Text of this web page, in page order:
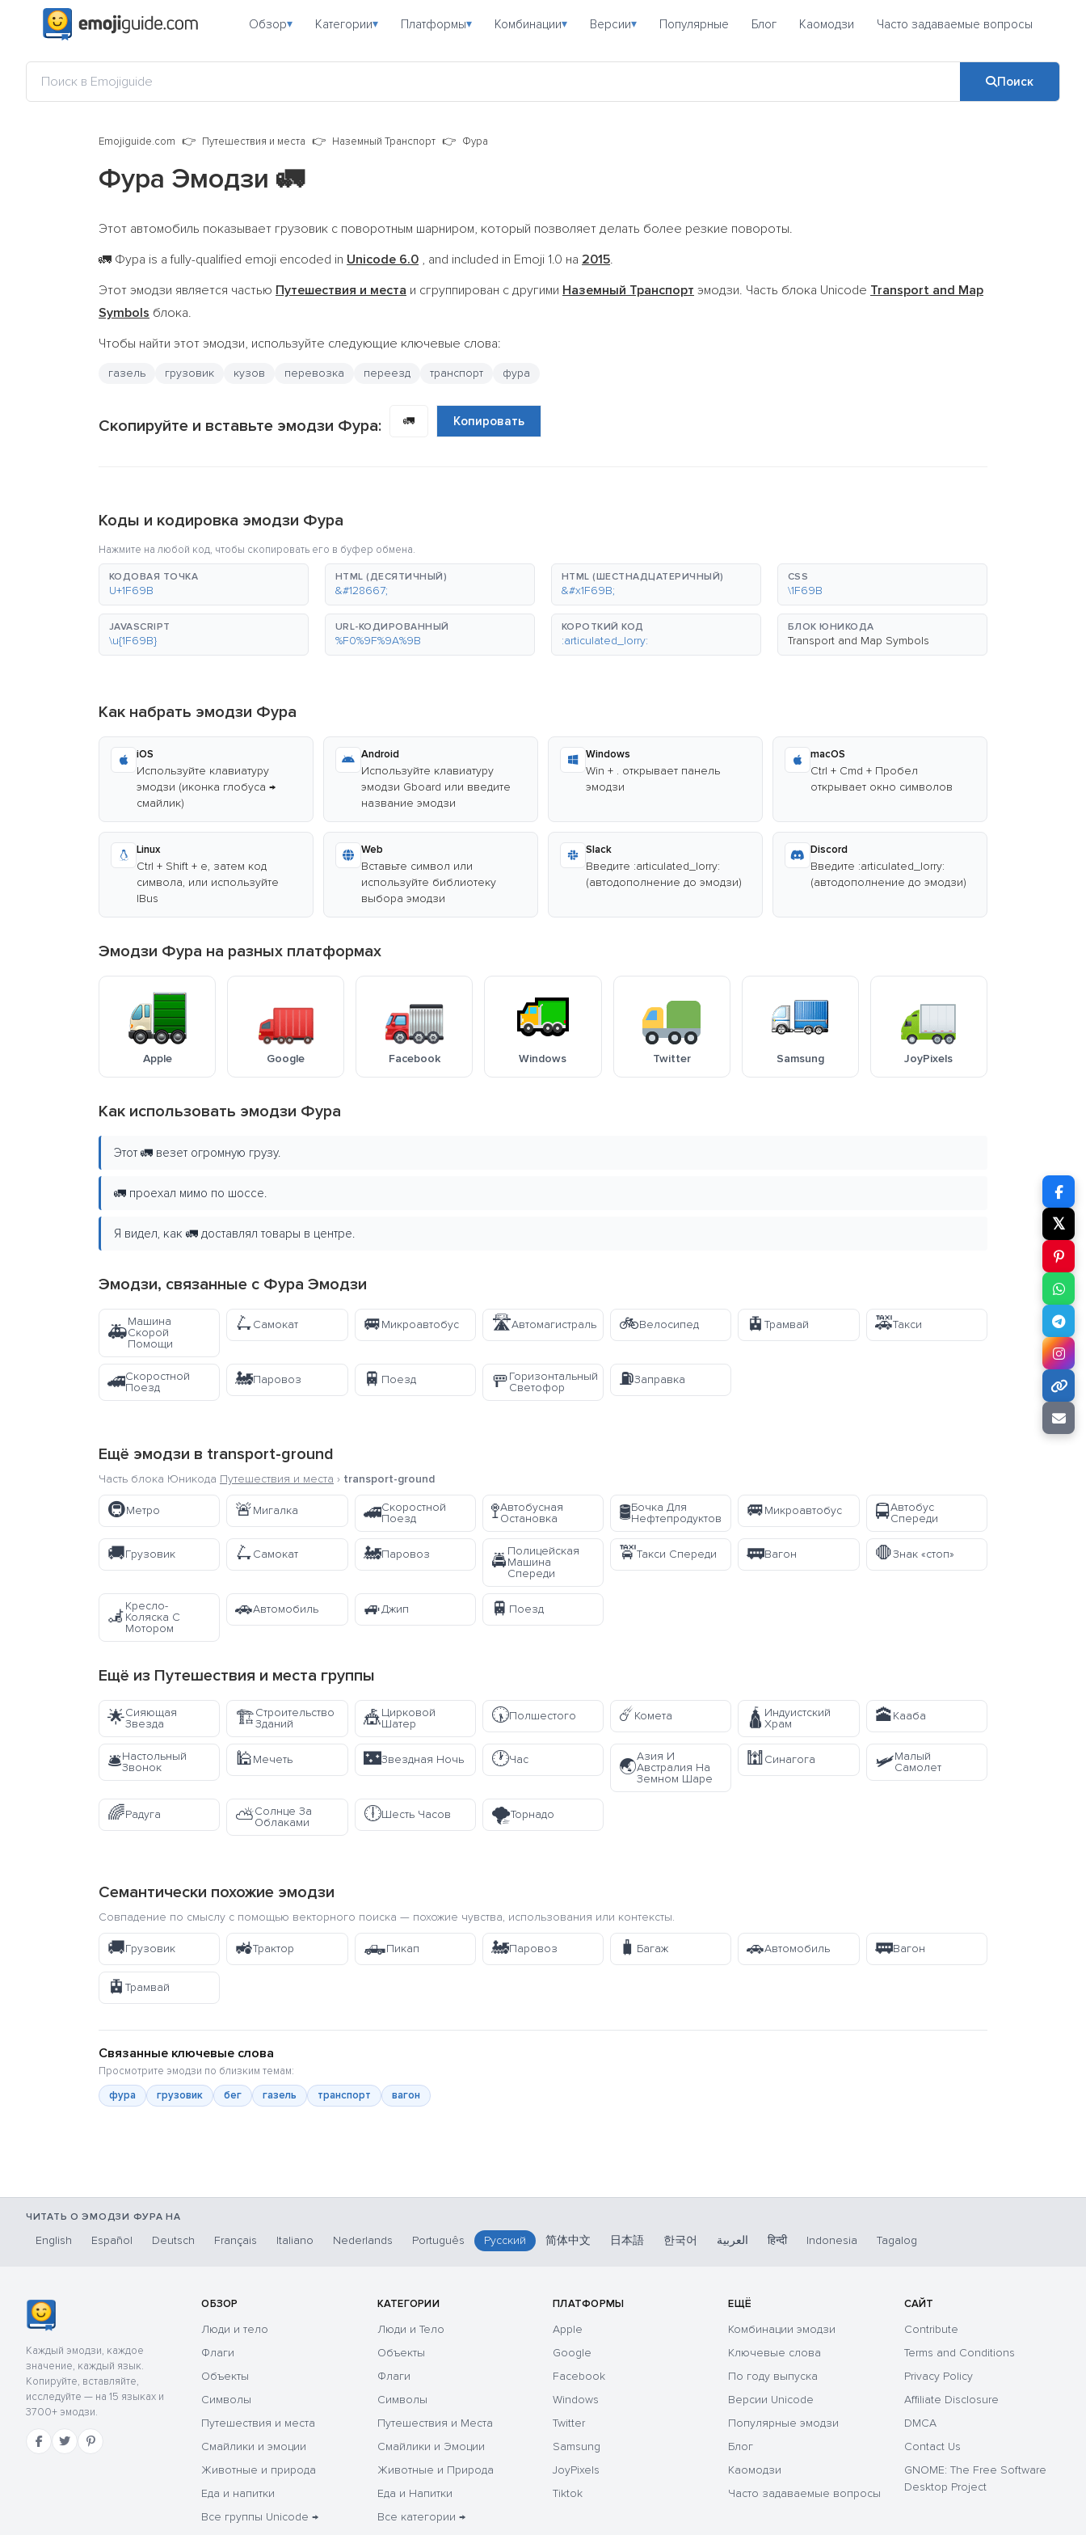
Обзор▾ Категории▾ Платформы▾ Комбинации▾ Версии▾ Популярные Блог Каомодзи Часто задаваемые вопросы
Поиск
Emojiguide.com Путешествия и места Наземный Транспорт Фура
Фура Эмодзи 🚛
Этот автомобиль показывает грузовик с поворотным шарниром, который позволяет делать более резкие повороты.
🚛 Фура is a fully-qualified emoji encoded in Unicode 6.0 , and included in Emoji 1.0 на 2015.
Этот эмодзи является частью Путешествия и места и сгруппирован с другими Наземный Транспорт эмодзи. Часть блока Unicode Transport and Map
Symbols блока.
Чтобы найти этот эмодзи, используйте следующие ключевые слова:
газель грузовик кузов перевозка переезд транспорт фура
Скопируйте и вставьте эмодзи Фура: 🚛 Копировать
Коды и кодировка эмодзи Фура
Нажмите на любой код, чтобы скопировать его в буфер обмена.
КОДОВАЯ ТОЧКА
U+1F69B
HTML (ДЕСЯТИЧНЫЙ)
&#128667;
HTML (ШЕСТНАДЦАТЕРИЧНЫЙ)
&#x1F69B;
CSS
\1F69B
JAVASCRIPT
\u{1F69B}
URL-КОДИРОВАННЫЙ
%F0%9F%9A%9B
КОРОТКИЙ КОД
:articulated_lorry:
БЛОК ЮНИКОДА
Transport and Map Symbols
Как набрать эмодзи Фура
iOS
Используйте клавиатуру
эмодзи (иконка глобуса →
смайлик)
Android
Используйте клавиатуру
эмодзи Gboard или введите
название эмодзи
Windows
Win + . открывает панель
эмодзи
macOS
Ctrl + Cmd + Пробел
открывает окно символов
Linux
Ctrl + Shift + e, затем код
символа, или используйте
IBus
Web
Вставьте символ или
используйте библиотеку
выбора эмодзи
Slack
Введите :articulated_lorry:
(автодополнение до эмодзи)
Discord
Введите :articulated_lorry:
(автодополнение до эмодзи)
Эмодзи Фура на разных платформах
Apple Google Facebook Windows Twitter Samsung JoyPixels
Как использовать эмодзи Фура
Этот 🚛 везет огромную грузу.
🚛 проехал мимо по шоссе.
Я видел, как 🚛 доставлял товары в центре.
Эмодзи, связанные с Фура Эмодзи
🚑
Машина
Скорой
Помощи
🛴Самокат 🚐Микроавтобус 🛣️Автомагистраль 🚲Велосипед 🚊Трамвай 🚕Такси
🚄Скоростной
Поезд
🚂Паровоз 🚆 Поезд 🚥Горизонтальный
Светофор
⛽Заправка
Ещё эмодзи в transport-ground
Часть блока Юникода Путешествия и места › transport-ground
🚇Метро 🚨Мигалка 🚄Скоростной
Поезд
🚏Автобусная
Остановка
🛢️Бочка Для
Нефтепродуктов
🚐Микроавтобус 🚍Автобус
Спереди
🚚Грузовик 🛴Самокат 🚂Паровоз 🚔
Полицейская
Машина
Спереди
🚖Такси Спереди 🚃Вагон 🛑Знак «стоп»
🦼
Кресло-
Коляска С
Мотором
🚗Автомобиль 🚙Джип 🚆 Поезд
Ещё из Путешествия и места группы
🌟Сияющая
Звезда
🏗️Строительство
Зданий
🎪Цирковой
Шатер
🕠Полшестого ☄️Комета 🛕Индуистский
Храм
🕋Кааба
🛎️Настольный
Звонок
🕌Мечеть 🌃Звездная Ночь 🕐Час 🌏
Азия И
Австралия На
Земном Шаре
🕍Синагога 🛩️Малый
Самолет
🌈Радуга ⛅Солнце За
Облаками
🕕Шесть Часов 🌪️Торнадо
Семантически похожие эмодзи
Совпадение по смыслу с помощью векторного поиска — похожие чувства, использования или контексты.
🚚Грузовик 🚜Трактор 🛻Пикап 🚂Паровоз 🧳 Багаж 🚗Автомобиль 🚃Вагон
🚊 Трамвай
Связанные ключевые слова
Просмотрите эмодзи по близким темам:
фура
грузовик бег газель транспорт вагон
𝕏
ЧИТАТЬ О ЭМОДЗИ ФУРА НА
English Español Deutsch Français Italiano Nederlands Português Русский 简体中文 日本語 한국어 العربية हिन्दी Indonesia Tagalog
Каждый эмодзи, каждое
значение, каждый язык.
Копируйте, вставляйте,
исследуйте — на 15 языках и
3700+ эмодзи.
ОБЗОР
Люди и тело
Флаги
Объекты
Символы
Путешествия и места
Смайлики и эмоции
Животные и природа
Еда и напитки
Все группы Unicode →
КАТЕГОРИИ
Люди и Тело
Объекты
Флаги
Символы
Путешествия и Места
Смайлики и Эмоции
Животные и Природа
Еда и Напитки
Все категории →
ПЛАТФОРМЫ
Apple
Google
Facebook
Windows
Twitter
Samsung
JoyPixels
Tiktok
ЕЩЁ
Комбинации эмодзи
Ключевые слова
По году выпуска
Версии Unicode
Популярные эмодзи
Блог
Каомодзи
Часто задаваемые вопросы
САЙТ
Contribute
Terms and Conditions
Privacy Policy
Affiliate Disclosure
DMCA
Contact Us
GNOME: The Free Software
Desktop Project